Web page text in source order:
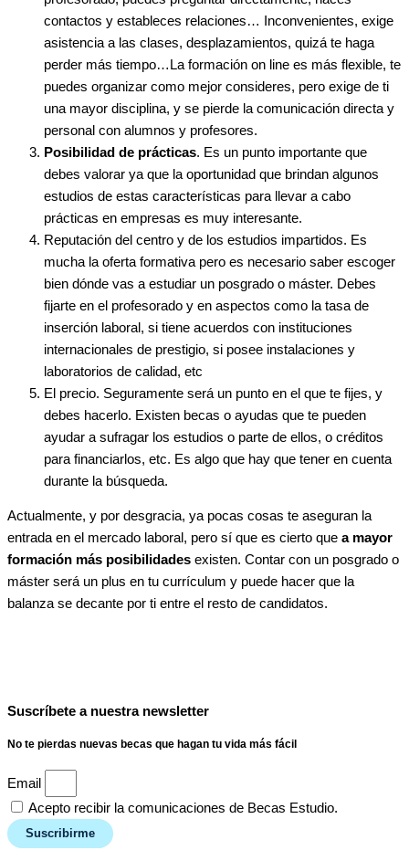
contactos y estableces relaciones… Inconvenientes, exige
asistencia a las clases, desplazamientos, quizá te haga
perder más tiempo…La formación on line es más flexible, te
puedes organizar como mejor consideres, pero exige de ti
una mayor disciplina, y se pierde la comunicación directa y
personal con alumnos y profesores.
Posibilidad de prácticas. Es un punto importante que
debes valorar ya que la oportunidad que brindan algunos
estudios de estas características para llevar a cabo
prácticas en empresas es muy interesante.
Reputación del centro y de los estudios impartidos. Es
mucha la oferta formativa pero es necesario saber escoger
bien dónde vas a estudiar un posgrado o máster. Debes
fijarte en el profesorado y en aspectos como la tasa de
inserción laboral, si tiene acuerdos con instituciones
internacionales de prestigio, si posee instalaciones y
laboratorios de calidad, etc
El precio. Seguramente será un punto en el que te fijes, y
debes hacerlo. Existen becas o ayudas que te pueden
ayudar a sufragar los estudios o parte de ellos, o créditos
para financiarlos, etc. Es algo que hay que tener en cuenta
durante la búsqueda.
Actualmente, y por desgracia, ya pocas cosas te aseguran la
entrada en el mercado laboral, pero sí que es cierto que a mayor
formación más posibilidades existen. Contar con un posgrado o
máster será un plus en tu currículum y puede hacer que la
balanza se decante por ti entre el resto de candidatos.
Suscríbete a nuestra newsletter
No te pierdas nuevas becas que hagan tu vida más fácil
Email
Acepto recibir la comunicaciones de Becas Estudio.
Suscribirme